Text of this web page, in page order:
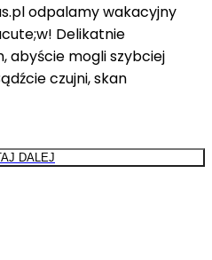
odpalamy wakacyjny
Delikatnie
abyście mogli szybciej
czujni, skan
DALEJ